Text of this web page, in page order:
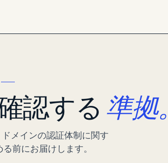
認する 準拠。
メインの認証体制に関す
前にお届けします。